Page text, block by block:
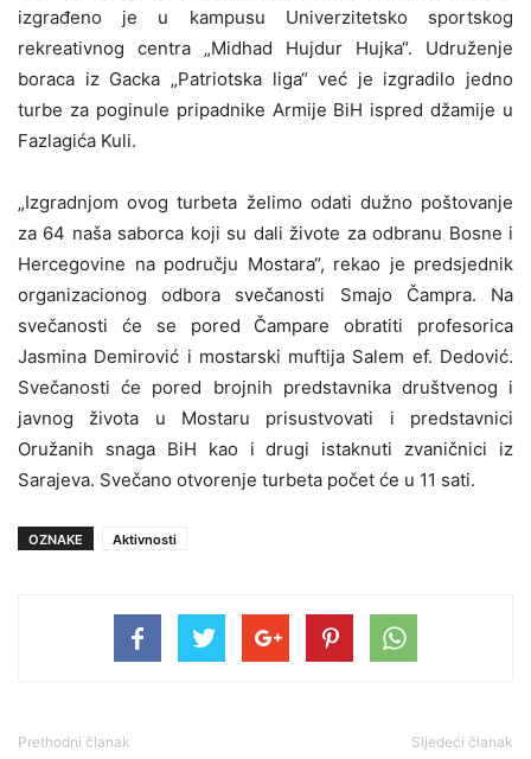
izgrađeno je u kampusu Univerzitetsko sportskog
rekreativnog centra „Midhad Hujdur Hujka“. Udruženje
boraca iz Gacka „Patriotska liga“ već je izgradilo jedno
turbe za poginule pripadnike Armije BiH ispred džamije u
Fazlagića Kuli.
„Izgradnjom ovog turbeta želimo odati dužno poštovanje
za 64 naša saborca koji su dali živote za odbranu Bosne i
Hercegovine na području Mostara“, rekao je predsjednik
organizacionog odbora svečanosti Smajo Čampra. Na
svečanosti će se pored Čampare obratiti profesorica
Jasmina Demirović i mostarski muftija Salem ef. Dedović.
Svečanosti će pored brojnih predstavnika društvenog i
javnog života u Mostaru prisustvovati i predstavnici
Oružanih snaga BiH kao i drugi istaknuti zvaničnici iz
Sarajeva. Svečano otvorenje turbeta počet će u 11 sati.
OZNAKE Aktivnosti
Prethodni članak Sljedeći članak